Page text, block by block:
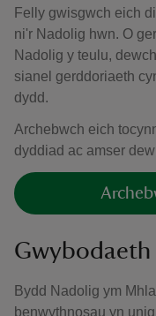
Felly gwisgwch eich
ni'r Nadolig hwn. O
Nadolig y teulu,
sianel gerddoriaeth
dydd.
Archebwch eich
dyddiad ac amser
Gwybodaeth
Bydd Nadolig ym
benwythnosau yn